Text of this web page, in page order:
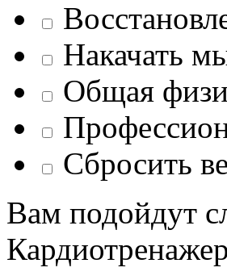
Накачать
Общая
Сбросить
Вам подойдут